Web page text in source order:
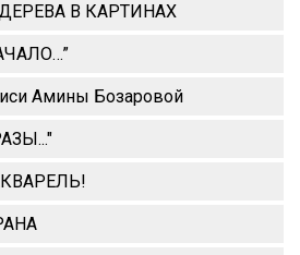
В КАРТИНАХ
Амины Бозаровой